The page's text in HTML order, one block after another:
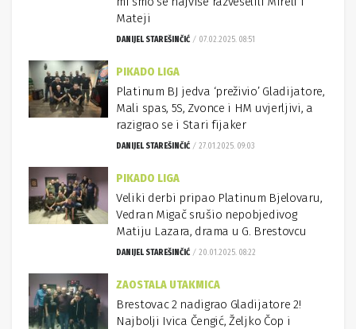
Mateji
DANIJEL STAREŠINČIĆ 07.02.2025. 08:51
PIKADO LIGA
Platinum BJ jedva ‘preživio’ Gladijatore,
Mali spas, 5S, Zvonce i HM uvjerljivi, a
razigrao se i Stari fijaker
DANIJEL STAREŠINČIĆ 27.01.2025. 09:03
PIKADO LIGA
Veliki derbi pripao Platinum Bjelovaru,
Vedran Migač srušio nepobjedivog
Matiju Lazara, drama u G. Brestovcu
DANIJEL STAREŠINČIĆ 20.01.2025. 08:22
ZAOSTALA UTAKMICA
Brestovac 2 nadigrao Gladijatore 2!
Najbolji Ivica Čengić, Željko Čop i